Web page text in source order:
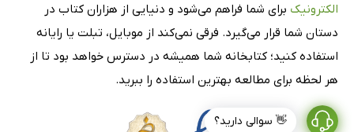
👋 سوالی دارید؟
الکترونیک برای شما فراهم می‌شود و دنیایی از هزاران کتاب در
دستان شما قرار می‌گیرد. فرقی نمی‌کند از موبایل، تبلت یا رایانه
استفاده کنید؛ کتابخانه شما همیشه در دسترس خواهد بود تا از
هر لحظه برای مطالعه بهترین استفاده را ببرید.